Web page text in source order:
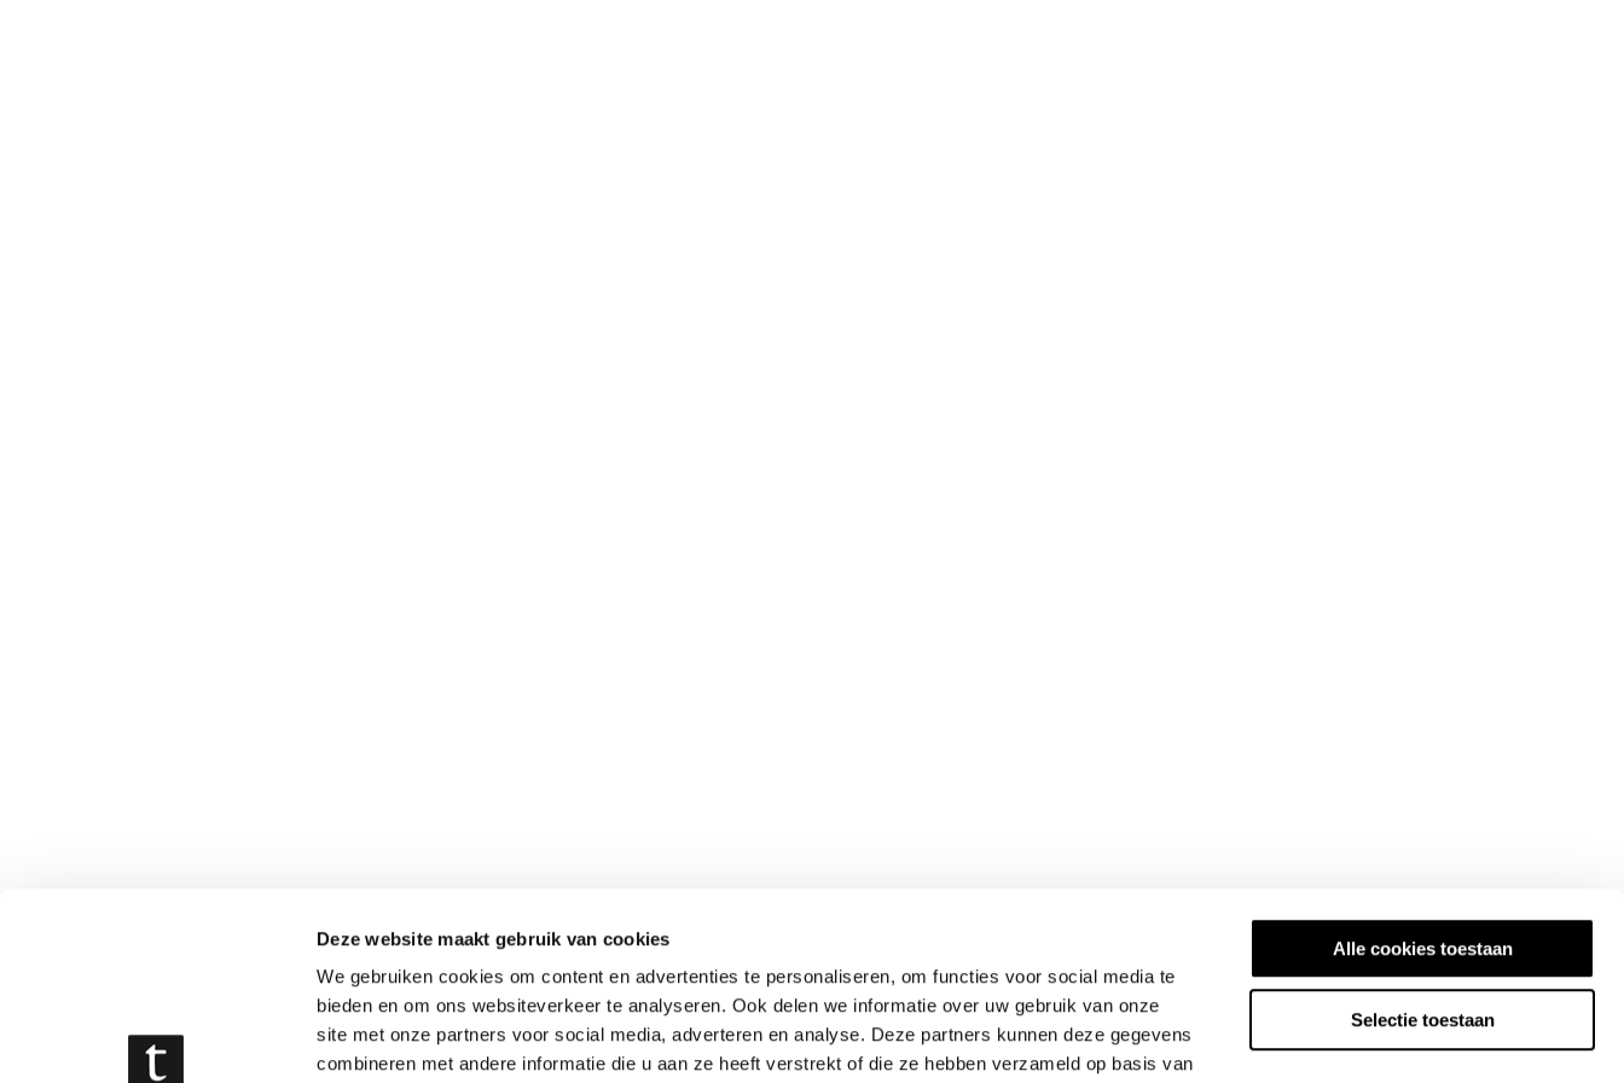
Deze website maakt gebruik van cookies
We gebruiken cookies om content en advertenties te personaliseren, om functies voor social media te
bieden en om ons websiteverkeer te analyseren. Ook delen we informatie over uw gebruik van onze
site met onze partners voor social media, adverteren en analyse. Deze partners kunnen deze gegevens
combineren met andere informatie die u aan ze heeft verstrekt of die ze hebben verzameld op basis van
Alle cookies toestaan
Selectie toestaan